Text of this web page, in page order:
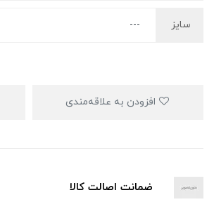
سایز
ضمانت اصالت کالا